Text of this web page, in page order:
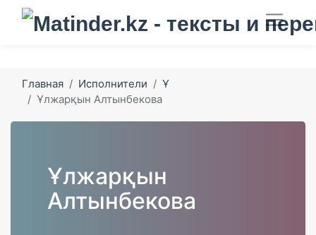
Главная Исполнители
Ұ
Ұлжарқын Алтынбекова
Ұлжарқын
Алтынбекова